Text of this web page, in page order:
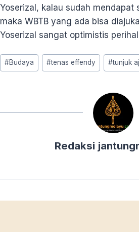
Yoserizal, kalau sudah mendapat
maka WBTB yang ada bisa
Yoserizal sangat optimistis
Post
Tags:
#Budaya #tenas effendy #tunjuk
Redaksi